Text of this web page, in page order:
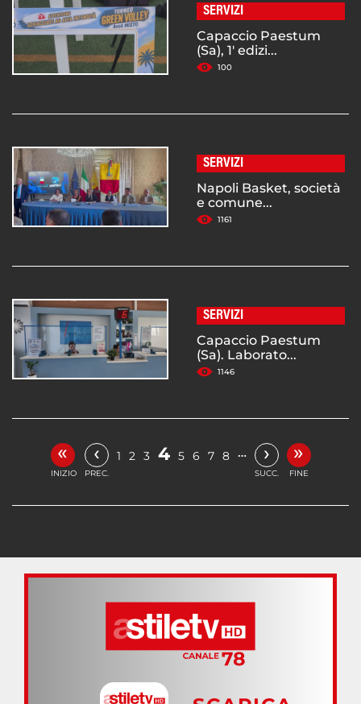
SERVIZI
Capaccio Paestum
(Sa), 1' edizi...
100
SERVIZI
Napoli Basket, società
e comune...
1161
SERVIZI
Capaccio Paestum
(Sa). Laborato...
1146
«
INIZIO
‹
PREC.
1 2 3 4 5 6 7 8 … ›
SUCC.
»
FINE